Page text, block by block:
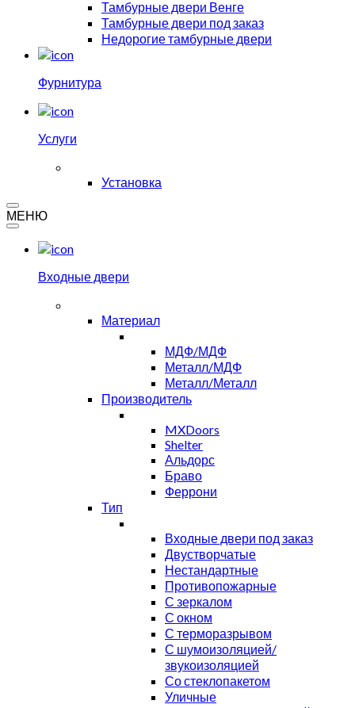
Тамбурные двери Венге
Тамбурные двери под заказ
Недорогие тамбурные двери
Фурнитура
Услуги
Установка
МЕНЮ
Входные двери
Материал
МДФ/МДФ
Металл/МДФ
Металл/Металл
Производитель
MXDoors
Shelter
Альдорс
Браво
Феррони
Тип
Входные двери под заказ
Двустворчатые
Нестандартные
Противопожарные
С зеркалом
С окном
С терморазрывом
С шумоизоляцией/
звукоизоляцией
Со стеклопакетом
Уличные